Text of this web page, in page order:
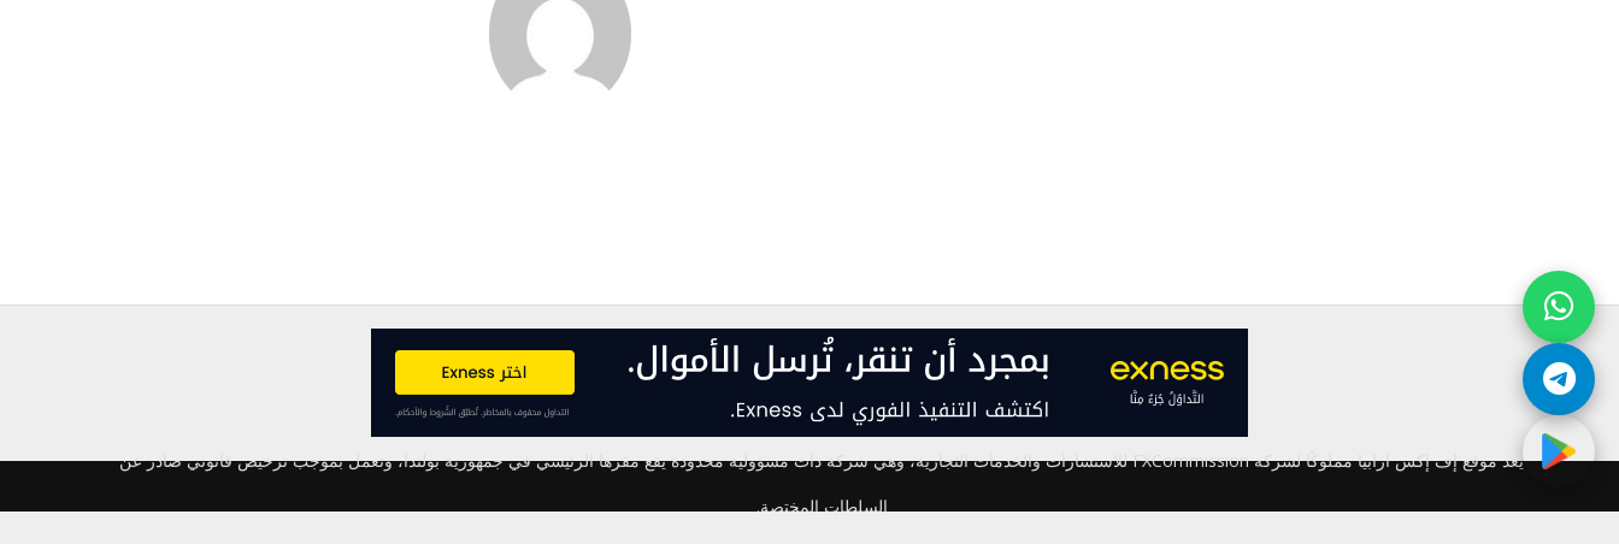
يعد موقع إف إكس ارابيا مملوكًا لشركة FXCommission للاستشارات والخدمات التجارية، وهي شركة ذات مسؤولية محدودة يقع مقرها الرئيسي في جمهورية بولندا، وتعمل بموجب ترخيص قانوني صادر عن
السلطات المختصة.